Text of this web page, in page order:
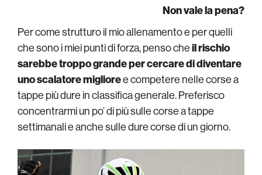
Non vale la pena?
Per come strutturo il mio allenamento e per quelli
che sono i miei punti di forza, penso cheil rischio
sarebbe troppo grande per cercare di diventare
uno scalatore miglioree competere nelle corse a
tappe più dure in classifica generale. Preferisco
concentrarmi un po’ di più sulle corse a tappe
settimanali e anche sulle dure corse di un giorno.